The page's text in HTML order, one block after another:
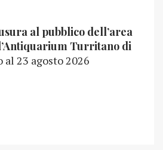
al pubblico dell’area
Turritano di
al 23 agosto 2026